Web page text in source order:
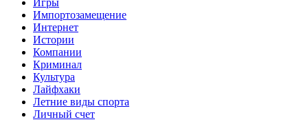
Импортозамещение
Интернет
Истории
Компании
Криминал
Культура
Лайфхаки
Летние виды спорта
Личный счет